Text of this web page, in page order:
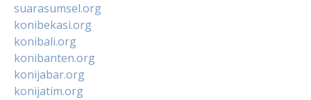
suarasumsel.org
konibekasi.org
konibali.org
konibanten.org
konijabar.org
konijatim.org